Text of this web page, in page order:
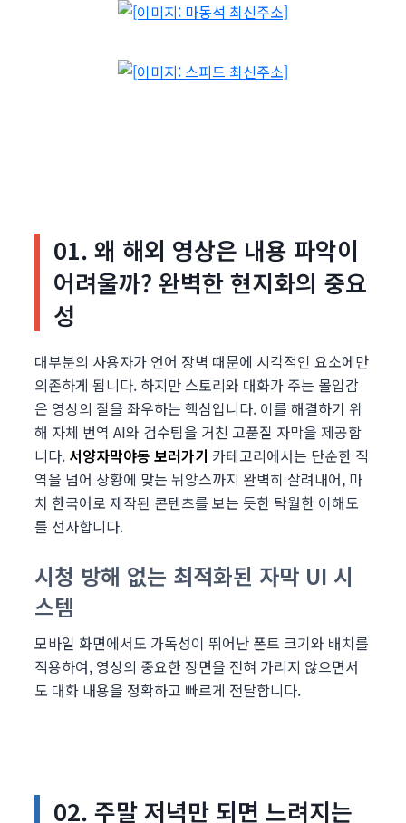
01. 왜 해외 영상은 내용 파악이
어려울까? 완벽한 현지화의 중요
성
대부분의 사용자가 언어 장벽 때문에 시각적인 요소에만
의존하게 됩니다. 하지만 스토리와 대화가 주는 몰입감
은 영상의 질을 좌우하는 핵심입니다. 이를 해결하기 위
해 자체 번역 AI와 검수팀을 거친 고품질 자막을 제공합
니다. 서양자막야동 보러가기 카테고리에서는 단순한 직
역을 넘어 상황에 맞는 뉘앙스까지 완벽히 살려내어, 마
치 한국어로 제작된 콘텐츠를 보는 듯한 탁월한 이해도
를 선사합니다.
시청 방해 없는 최적화된 자막 UI 시
스템
모바일 화면에서도 가독성이 뛰어난 폰트 크기와 배치를
적용하여, 영상의 중요한 장면을 전혀 가리지 않으면서
도 대화 내용을 정확하고 빠르게 전달합니다.
02. 주말 저녁만 되면 느려지는